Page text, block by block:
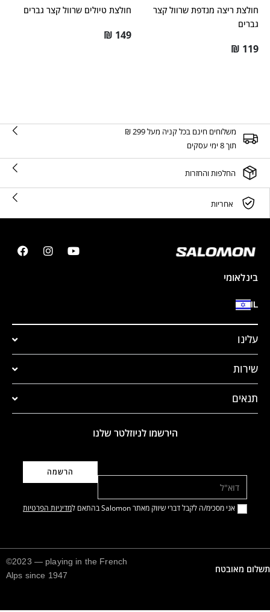
חולצת ריצה מנדפת שרוול קצר
גברים
₪ 119
חולצת טיולים שרוול קצר גברים
₪ 149
משלוחים חינם בכל קניה מעל 299 ₪
תוך 8 ימי עסקים
החלפות והחזרות
אחריות
בינלאומי
IL
עלינו
שירות
תנאים
הירשמו לניוזלטר שלנו
אני מסכימ/ה לקבל דברי שיווק מאתר Salomon בהתאם ל מדיניות הפרטיות
תשלום מאובטח
©2023 — playing in the French
Alps since 1947